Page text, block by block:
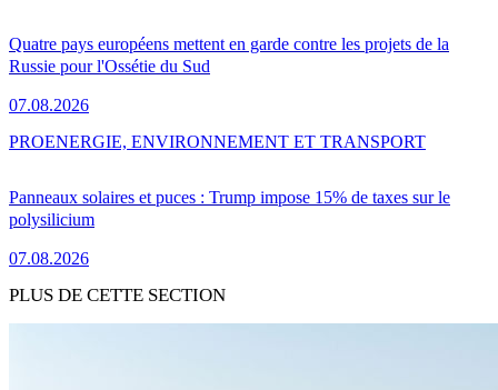
Quatre pays européens mettent en garde contre les projets de la
Russie pour l'Ossétie du Sud
07.08.2026
Panneaux solaires et puces : Trump impose 15% de taxes sur le
polysilicium
07.08.2026
PROENERGIE, ENVIRONNEMENT ET TRANSPORT
PLUS DE CETTE SECTION